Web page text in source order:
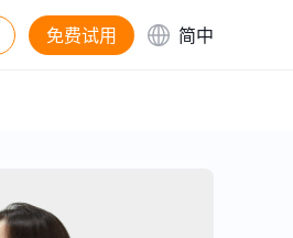
免费试用 简中